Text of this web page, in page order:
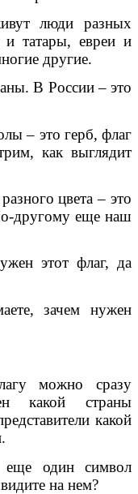
люди разных
и татары, евреи и
другие.
В России – это
– это герб, флаг
как выглядит
цвета – это
другому еще наш
этот флаг, да
зачем нужен
можно сразу
какой страны
какой
еще один символ
на нем?